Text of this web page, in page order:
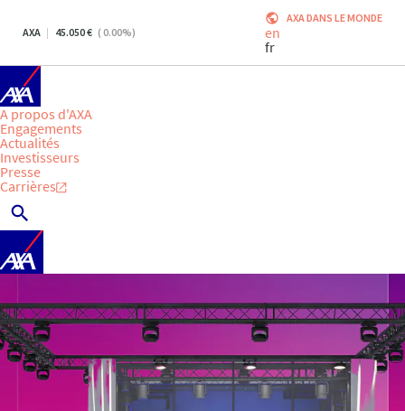
AXA 45.050 ( 0.00%)
AXA DANS LE MONDE
en
fr
A propos d'AXA
Engagements
Actualités
Investisseurs
Presse
Carrières